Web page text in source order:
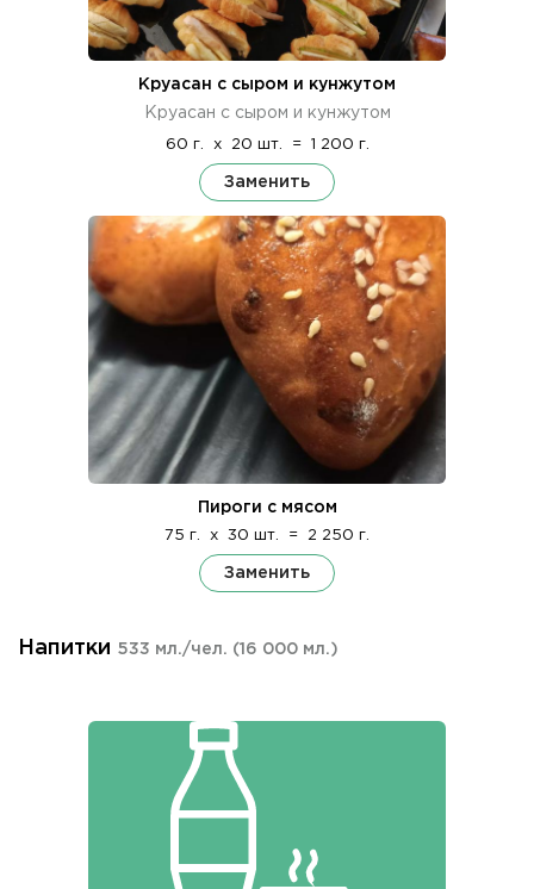
Круасан с сыром и кунжутом
Круасан с сыром и кунжутом
60 г. x 20 шт. = 1 200 г.
Заменить
Пироги с мясом
75 г. x 30 шт. = 2 250 г.
Заменить
Напитки 533 мл./чел. (16 000 мл.)